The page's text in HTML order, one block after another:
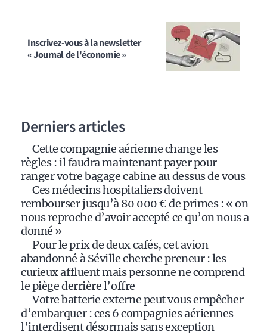
Inscrivez-vous à la newsletter
« Journal de l'économie »
Derniers articles
Cette compagnie aérienne change les
règles : il faudra maintenant payer pour
ranger votre bagage cabine au dessus de vous
Ces médecins hospitaliers doivent
rembourser jusqu’à 80 000 € de primes : « on
nous reproche d’avoir accepté ce qu’on nous a
donné »
Pour le prix de deux cafés, cet avion
abandonné à Séville cherche preneur : les
curieux affluent mais personne ne comprend
le piège derrière l’offre
Votre batterie externe peut vous empêcher
d’embarquer : ces 6 compagnies aériennes
l’interdisent désormais sans exception